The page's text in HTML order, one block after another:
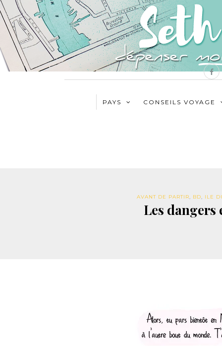
PAYS CONSEILS VOYAGE
AVANT DE PARTIR, BD, ILE
Les dangers